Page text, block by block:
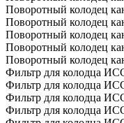
Поворотный колодец
Поворотный колодец
Поворотный колодец
Поворотный колодец
Поворотный колодец
Фильтр для колодца
Фильтр для колодца
Фильтр для колодца
Фильтр для колодца